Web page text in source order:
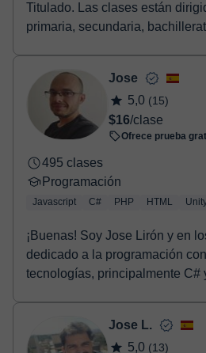
Titulado. Las clases están dirigidas a los niveles:
primaria, secundaria,
Jose
5,0 (15)
$16/clase
Ofrece prueba
495 clases
Programación
Javascript C# PHP HTML
¡Buenas! Soy Jose Lirón y en
dedicado a la programación
tecnologías, principalmente C#
Jose L.
5,0 (13)